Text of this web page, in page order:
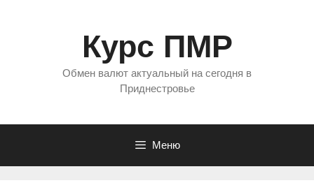
Курс ПМР
Обмен валют актуальный на сегодня в
Приднестровье
Меню